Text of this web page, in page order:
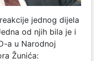
jednog dijela
od njih bila je i
a u Narodnoj
Žunića: